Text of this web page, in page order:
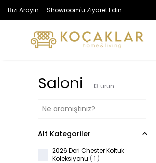
Bizi Arayın Showroom'u Ziyaret Edin
Saloni 13 ürün
Alt Kategoriler
2026 Deri Chester Koltuk
Koleksiyonu ( 1 )